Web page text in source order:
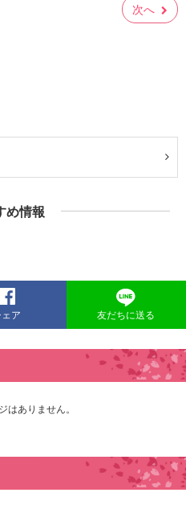
次へ
め情報
ア 友だちに送る
ありません。